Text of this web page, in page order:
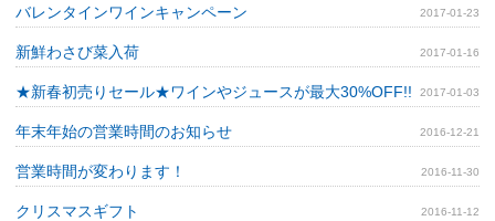
バレンタインワインキャンペーン 2017-01-23
新鮮わさび菜入荷 2017-01-16
★新春初売りセール★ワインやジュースが最大30%OFF!! 2017-01-03
年末年始の営業時間のお知らせ 2016-12-21
営業時間が変わります！ 2016-11-30
クリスマスギフト 2016-11-12